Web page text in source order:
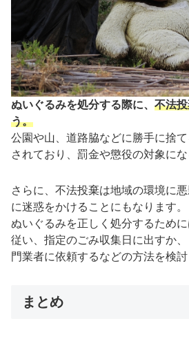
ぬいぐるみを処分する際に、 不法
う。
公園や山、道路脇などに勝手に捨
されており、罰金や懲役の対象にな
さらに、不法投棄は地域の環境に
に迷惑をかけることにもなります。
ぬいぐるみを正しく処分するため
従い、指定のごみ収集日に出すか
門業者に依頼するなどの方法を検討
まとめ